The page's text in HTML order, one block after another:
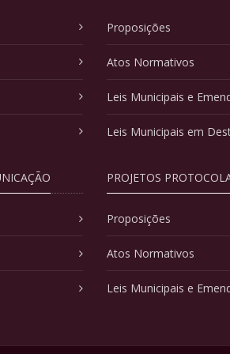
Proposições
Atos Normativos
Leis Municipais e
Leis Municipais em
PROJETOS
Proposições
Atos Normativos
Leis Municipais e